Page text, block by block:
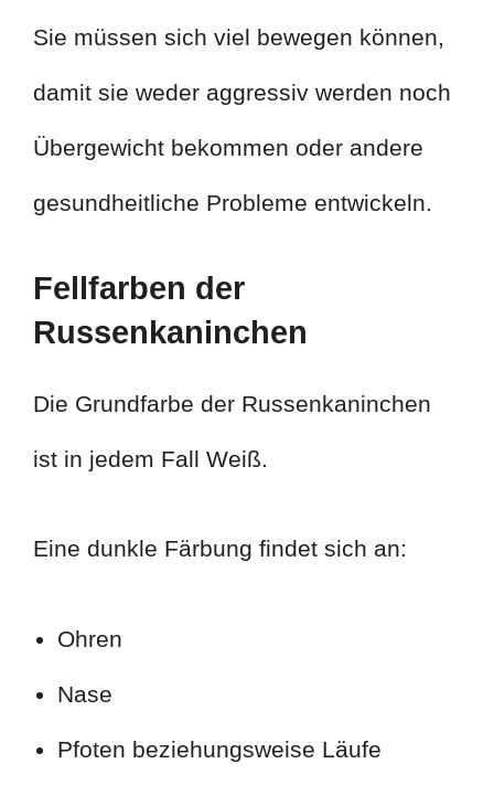
Sie müssen sich viel bewegen können,
damit sie weder aggressiv werden noch
Übergewicht bekommen oder andere
gesundheitliche Probleme entwickeln.
Fellfarben der
Russenkaninchen
Die Grundfarbe der Russenkaninchen
ist in jedem Fall Weiß.
Eine dunkle Färbung findet sich an:
Ohren
Nase
Pfoten beziehungsweise Läufe